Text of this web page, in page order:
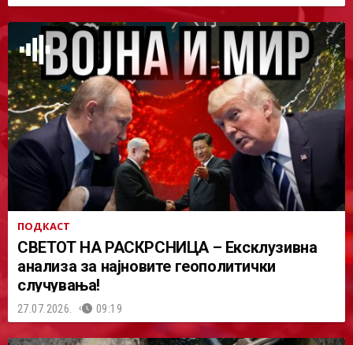
ПОДКАСТ
СВЕТОТ НА РАСКРСНИЦА – Ексклузивна
анализа за најновите геополитички
случувања!
27.07.2026. 09:19